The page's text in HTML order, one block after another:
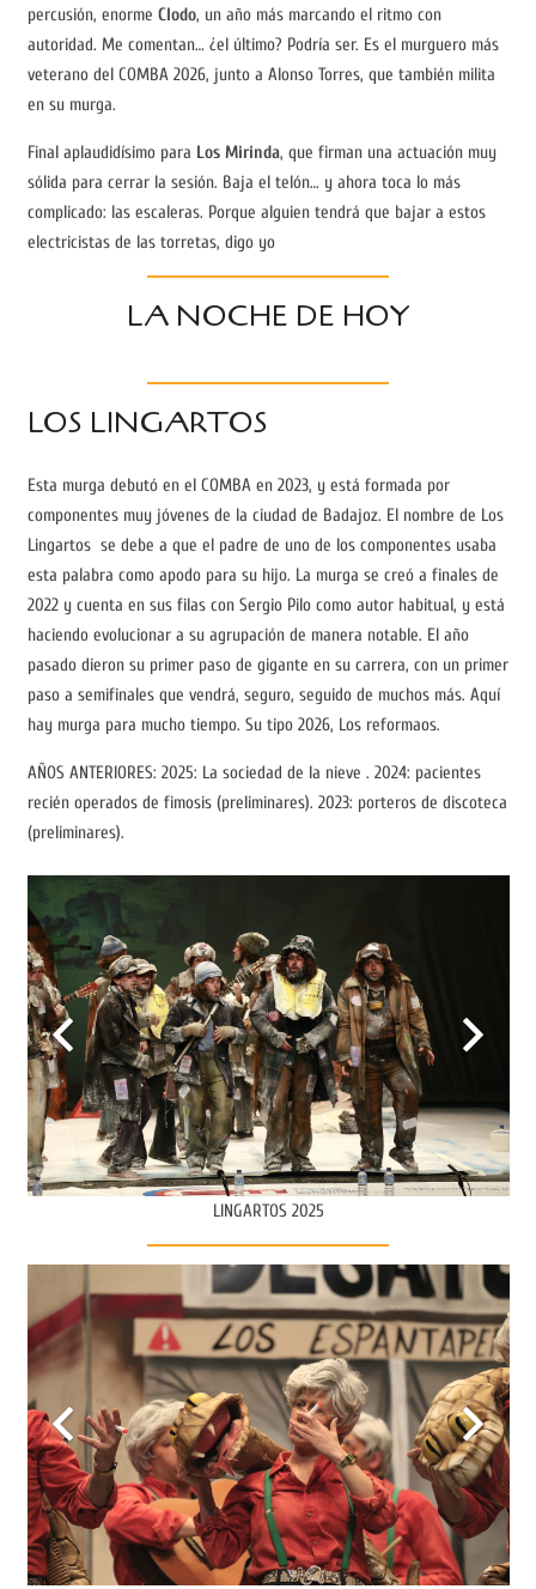
percusión, enorme Clodo, un año más marcando el ritmo con
autoridad. Me comentan… ¿el último? Podría ser. Es el murguero más
veterano del COMBA 2026, junto a Alonso Torres, que también milita
en su murga.
Final aplaudidísimo para Los Mirinda, que firman una actuación muy
sólida para cerrar la sesión. Baja el telón… y ahora toca lo más
complicado: las escaleras. Porque alguien tendrá que bajar a estos
electricistas de las torretas, digo yo
LA NOCHE DE HOY
LOS LINGARTOS
Esta murga debutó en el COMBA en 2023, y está formada por
componentes muy jóvenes de la ciudad de Badajoz. El nombre de Los
Lingartos se debe a que el padre de uno de los componentes usaba
esta palabra como apodo para su hijo. La murga se creó a finales de
2022 y cuenta en sus filas con Sergio Pilo como autor habitual, y está
haciendo evolucionar a su agrupación de manera notable. El año
pasado dieron su primer paso de gigante en su carrera, con un primer
paso a semifinales que vendrá, seguro, seguido de muchos más. Aquí
hay murga para mucho tiempo. Su tipo 2026, Los reformaos.
AÑOS ANTERIORES: 2025: La sociedad de la nieve . 2024: pacientes
recién operados de fimosis (preliminares). 2023: porteros de discoteca
(preliminares).
LINGARTOS 2025